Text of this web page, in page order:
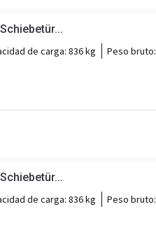
de carga: 836 kg Peso bruto:
de carga: 836 kg Peso bruto: